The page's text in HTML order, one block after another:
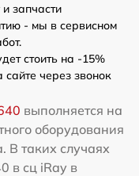
запчасти
- мы в сервисном
стоить на -15%
через звонок
выполняется на
оборудования
В таких случаях
в сц iRay в